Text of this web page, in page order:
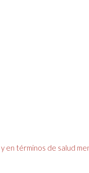
en términos de salud